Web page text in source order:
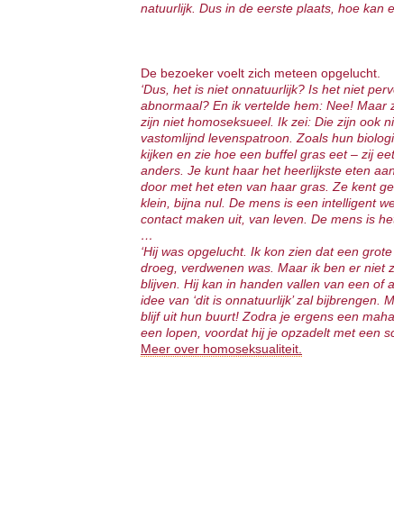
natuurlijk. Dus in de eerste plaats, hoe kan
De bezoeker voelt zich meteen opgelucht.
‘Dus, het is niet onnatuurlijk? Is het niet
abnormaal? En ik vertelde hem: Nee!
zijn niet homoseksueel. Ik zei: Die zijn ook
vastomlijnd levenspatroon. Zoals hun
kijken en zie hoe een buffel gras eet – zij
anders. Je kunt haar het heerlijkste eten
door met het eten van haar gras. Ze kent
klein, bijna nul. De mens is een intelligent
contact maken uit, van leven. De mens is
…
‘Hij was opgelucht. Ik kon zien dat een
droeg, verdwenen was. Maar ik ben er niet
blijven. Hij kan in handen vallen van een of
idee van ‘dit is onnatuurlijk’ zal bijbrengen.
blijf uit hun buurt! Zodra je ergens een
een lopen, voordat hij je opzadelt met een
Meer over homoseksualiteit.